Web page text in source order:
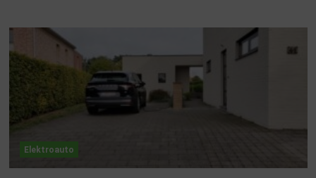
Elektroauto